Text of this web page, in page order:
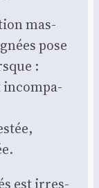
mas­
pose
:
incom­pa­
est irres­